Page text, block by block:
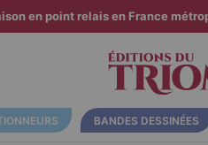
en point relais en France
BANDES DESSINÉES